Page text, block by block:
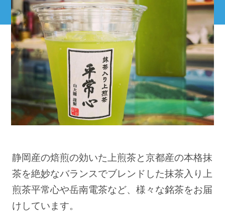
静岡産の焙煎の効いた上煎茶と京都産の本格抹
茶を絶妙なバランスでブレンドした抹茶入り上
煎茶平常心や岳南電茶など、様々な銘茶をお届
けしています。